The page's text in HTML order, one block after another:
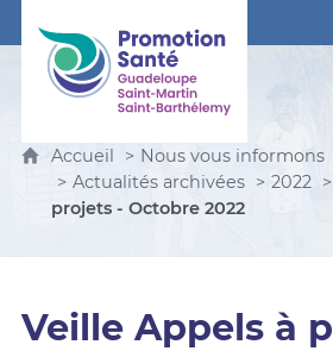
Promotion Santé Guadeloupe,
Accueil Nous vous informons
Actualités archivées
2022
projets - Octobre 2022
Veille Appels à